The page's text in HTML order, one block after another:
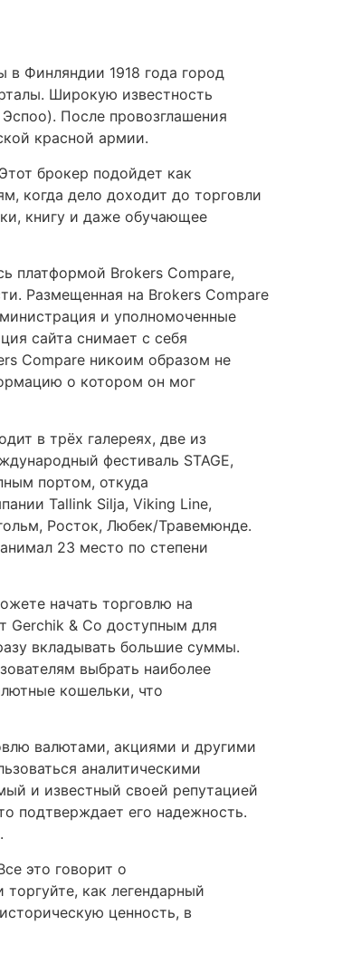
в Финляндии 1918 года город
Широкую известность
После провозглашения
красной армии.
брокер подойдет как
когда дело доходит до торговли
книгу и даже обучающее
платформой Brokers Compare,
Размещенная на Brokers Compare
и уполномоченные
сайта снимает с себя
Compare никоим образом не
о котором он мог
в трёх галереях, две из
фестиваль STAGE,
портом, откуда
Tallink Silja, Viking Line,
Росток, Любек/Травемюнде.
23 место по степени
начать торговлю на
Gerchik & Co доступным для
вкладывать большие суммы.
выбрать наиболее
кошельки, что
валютами, акциями и другими
аналитическими
и известный своей репутацией
подтверждает его надежность.
это говорит о
как легендарный
ценность, в